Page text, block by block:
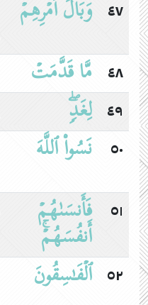
٤٧
وَبَالَ أَمۡرِهِمۡ
٤٨
مَّا قَدَّمَتۡ
٤٩
لِغَدࣲۖ
٥٠
نَسُوا۟ ٱللَّهَ
٥١
فَأَنسَىٰهُمۡ
أَنفُسَهُمۡۚ
٥٢
ٱلۡفَـٰسِقُونَ